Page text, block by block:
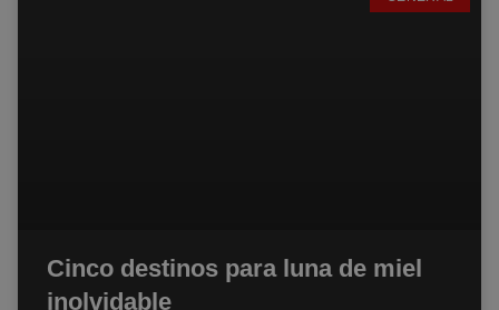
Cinco destinos para luna de miel
inolvidable